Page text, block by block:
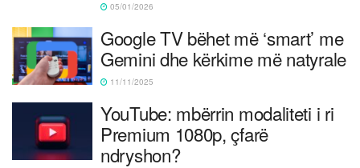
05/01/2026
Google TV bëhet më ‘smart’ me
Gemini dhe kërkime më natyrale
11/11/2025
YouTube: mbërrin modaliteti i ri
Premium 1080p, çfarë
ndryshon?